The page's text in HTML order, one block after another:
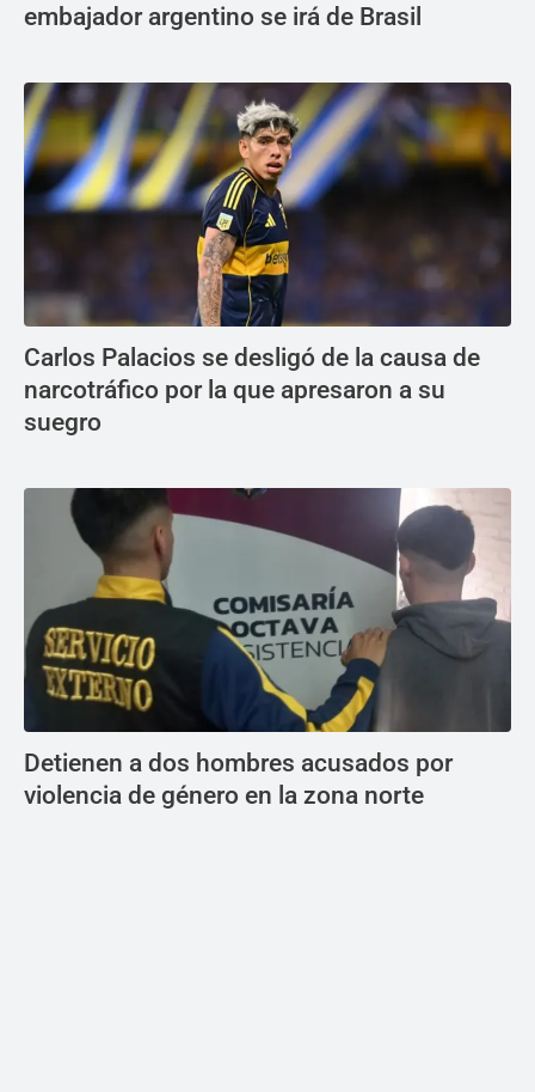
embajador argentino se irá de Brasil
Carlos Palacios se desligó de la causa de
narcotráfico por la que apresaron a su
suegro
Detienen a dos hombres acusados por
violencia de género en la zona norte